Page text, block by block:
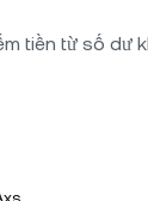
tiền từ số dư